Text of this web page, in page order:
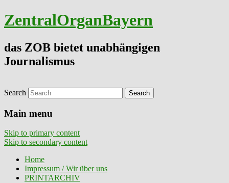
ZentralOrganBayern
das ZOB bietet unabhängigen
Journalismus
Search
Main menu
Skip to primary content
Skip to secondary content
Home
Impressum / Wir über uns
PRINTARCHIV